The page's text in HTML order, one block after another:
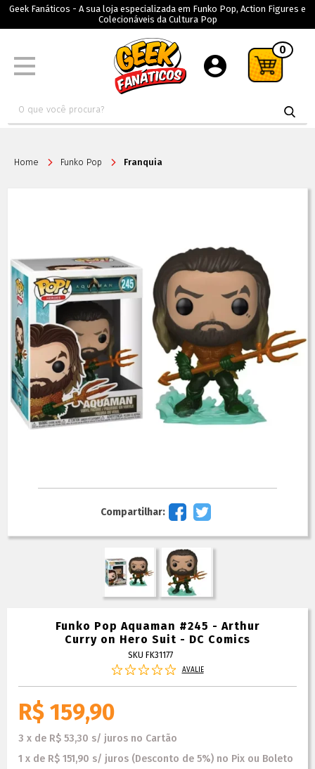
Geek Fanáticos - A sua loja especializada em Funko Pop, Action Figures e
Colecionáveis da Cultura Pop
0
Home Funko Pop Franquia
Compartilhar:
Funko Pop Aquaman #245 - Arthur
Curry on Hero Suit - DC Comics
SKU FK31177
AVALIE
R$ 159,90
3 x de R$ 53,30 s/ juros no Cartão
1 x de R$ 151,90 s/ juros (Desconto de 5%) no Pix ou Boleto